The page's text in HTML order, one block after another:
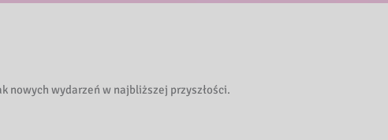
nowych wydarzeń w najbliższej przyszłości.